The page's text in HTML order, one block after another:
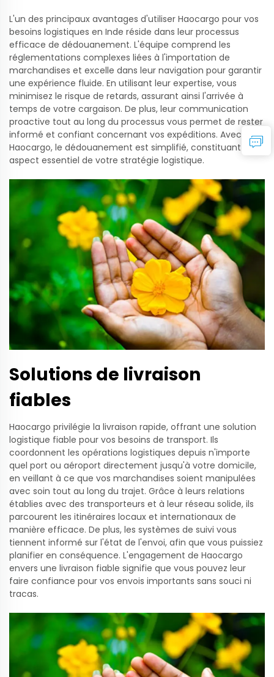
L'un des principaux avantages d'utiliser Haocargo pour vos
besoins logistiques en Inde réside dans leur processus
efficace de dédouanement. L'équipe comprend les
réglementations complexes liées à l'importation de
marchandises et excelle dans leur navigation pour garantir
une expérience fluide. En utilisant leur expertise, vous
minimisez le risque de retards, assurant ainsi l'arrivée à
temps de votre cargaison. De plus, leur communication
proactive tout au long du processus vous permet de rester
informé et confiant concernant vos expéditions. Avec
Haocargo, le dédouanement est simplifié, constituant un
aspect essentiel de votre stratégie logistique.
Solutions de livraison
fiables
Haocargo privilégie la livraison rapide, offrant une solution
logistique fiable pour vos besoins de transport. Ils
coordonnent les opérations logistiques depuis n'importe
quel port ou aéroport directement jusqu'à votre domicile,
en veillant à ce que vos marchandises soient manipulées
avec soin tout au long du trajet. Grâce à leurs relations
établies avec des transporteurs et à leur réseau solide, ils
parcourent les itinéraires locaux et internationaux de
manière efficace. De plus, les systèmes de suivi vous
tiennent informé sur l'état de l'envoi, afin que vous puissiez
planifier en conséquence. L'engagement de Haocargo
envers une livraison fiable signifie que vous pouvez leur
faire confiance pour vos envois importants sans souci ni
tracas.